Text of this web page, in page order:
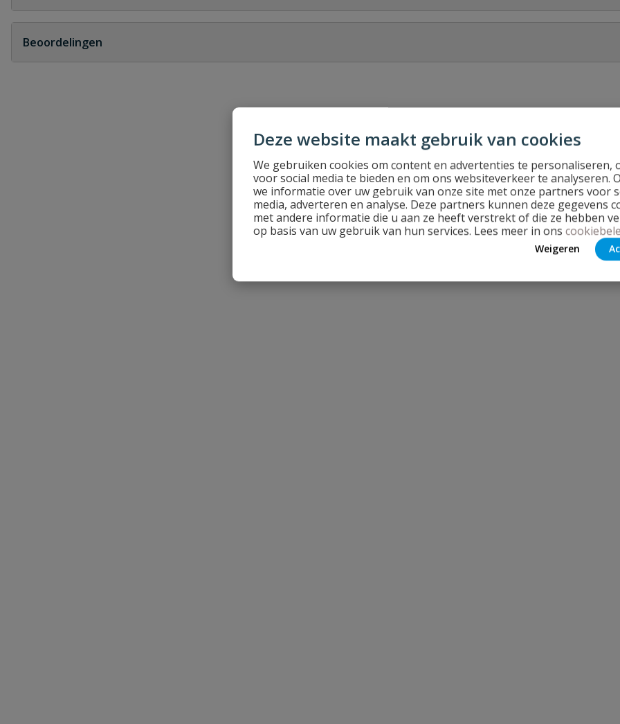
Deze website maakt gebruik van cookies
We gebruiken cookies om content en advertenties te personaliseren,
voor social media te bieden en om ons websiteverkeer te analyseren.
we informatie over uw gebruik van onze site met onze partners voor
media, adverteren en analyse. Deze partners kunnen deze gegevens
met andere informatie die u aan ze heeft verstrekt of die ze hebben
op basis van uw gebruik van hun services. Lees meer in ons
Weigeren
Geen vragen
Beoordelingen